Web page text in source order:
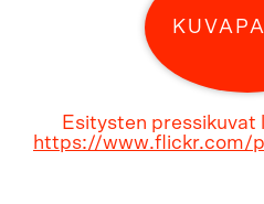
Esitysten pressikuvat
https://www.flickr.com/